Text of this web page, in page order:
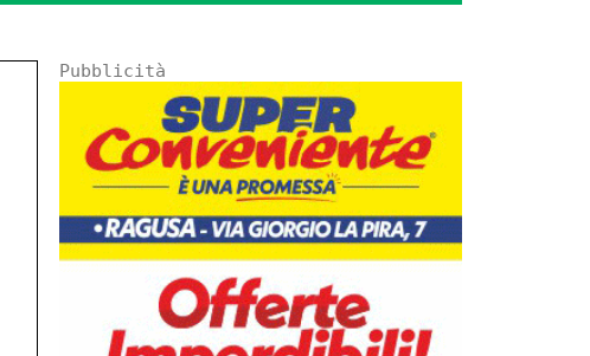
Pubblicità